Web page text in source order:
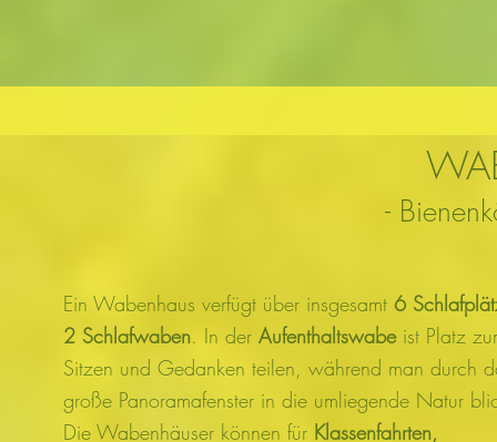
-
Ein Wabenhaus verfügt über insgesamt 6
2 Schlafwaben. In der Aufenthaltswabeist Platz
Sitzen und Gedanken teilen, während man durch
große Panoramafenster in die umliegende Natur
Die Wabenhäuser können für Klassenfahrten,